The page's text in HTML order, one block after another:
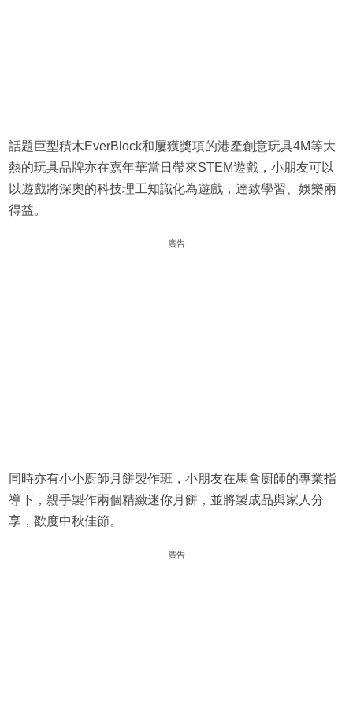
話題巨型積木EverBlock和屢獲獎項的港產創意玩具4M等大
熱的玩具品牌亦在嘉年華當日帶來STEM遊戲，小朋友可以
以遊戲將深奧的科技理工知識化為遊戲，達致學習、娛樂兩
得益。
廣告
同時亦有小小廚師月餅製作班，小朋友在馬會廚師的專業指
導下，親手製作兩個精緻迷你月餅，並將製成品與家人分
享，歡度中秋佳節。
廣告